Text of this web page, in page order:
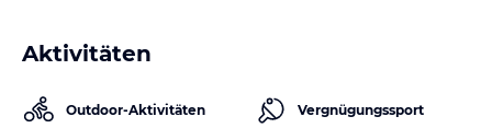
Aktivitäten
Outdoor-Aktivitäten Vergnügungssport